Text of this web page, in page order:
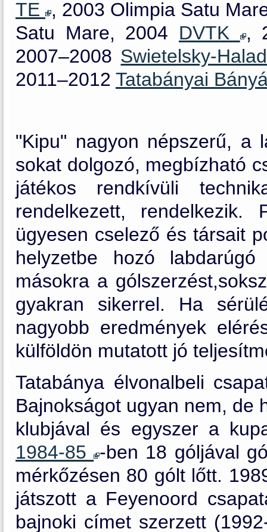
TE
, 2003 Olimpia Satu
Satu Mare, 2004 DVTK
,
2007–2008 Swietelsky-
2011–2012 Tatabányai
"Kipu" nagyon népszerű, a
sokat dolgozó, megbízható
játékos rendkívüli
rendelkezett, rendelkezik.
ügyesen cselező és társait
helyzetbe hozó
másokra a
gyakran sikerrel. Ha
nagyobb eredmények
külföldön mutatott jó
Tatabánya élvonalbeli
Bajnokságot ugyan nem, de
klubjával és egyszer a
1984-85 -ben 18 góljával
mérkőzésen 80 gólt lőtt.
játszott a Feyenoord
bajnoki címet szerzett